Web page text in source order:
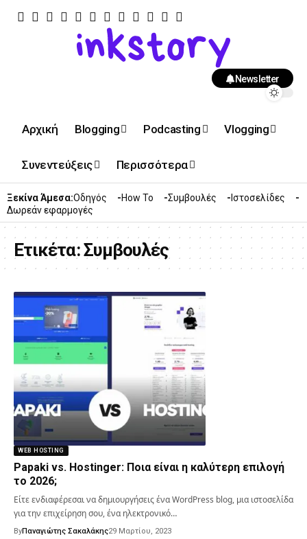
Newsletter
Αρχική Blogging Podcasting Vlogging
Συνεντεύξεις Περισσότερα
Ξεκίνα Άμεσα:Οδηγός How To Συμβουλές
Ιστοσελίδες
Δωρεάν εφαρμογές
Ετικέτα:Συμβουλές
WEB HOSTING
Papaki vs. Hostinger: Ποια είναι η καλύτερη επιλογή
το 2026;
Είτε ενδιαφέρεσαι να δημιουργήσεις ένα WordPress blog, μια ιστοσελίδα
για την επιχείρηση σου, ένα ηλεκτρονικό…
ByΠαναγιώτης Σακαλάκης29 Μαρτίου, 2023